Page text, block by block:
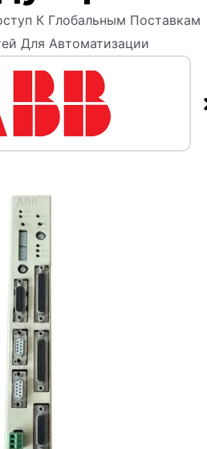
К Глобальным Поставкам
Для Автоматизации